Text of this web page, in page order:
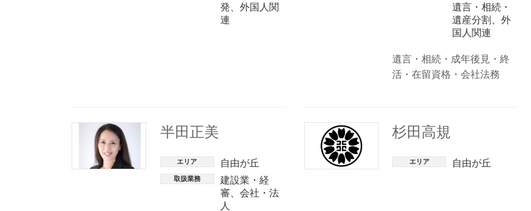
発
外国人関
連
遺言・相続・
遺産分割
、外
国人関連
遺言・相続・成年後見・終
活・在留資格・会社法務
半田正美
エリア 自由が丘
取扱業務
建設業・経
審
会社・法
人
杉田高規
エリア 自由が丘